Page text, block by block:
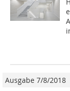
Ausgabe 7/8/2018